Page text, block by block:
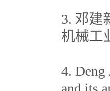
3. 邓建
机械工
4. Deng